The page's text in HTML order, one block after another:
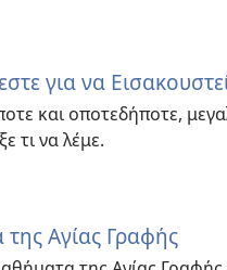
για να
και οποτεδήποτε,
τι να λέμε.
Αγίας Γραφής